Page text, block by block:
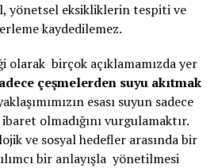
yönetsel eksikliklerin tespiti ve
kaydedilemez.
olarak birçok açıklamamızda yer
çeşmelerden suyu akıtmak
esası suyun sadece
olmadığını vurgulamaktır.
ve sosyal hedefler arasında bir
bir anlayışla yönetilmesi